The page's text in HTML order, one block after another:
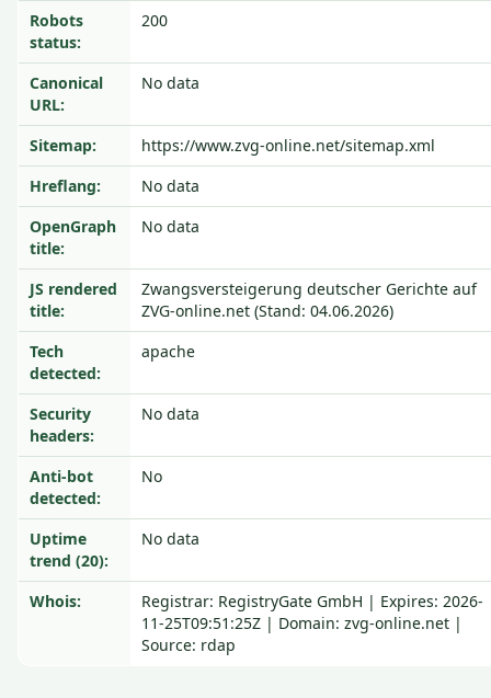
Robots
status:
200
Canonical
URL:
No data
Sitemap:
https://www.zvg-online.net/sitemap.xml
Hreflang:
No data
OpenGraph
title:
No data
JS rendered
title:
Zwangsversteigerung deutscher Gerichte auf
ZVG-online.net (Stand: 04.06.2026)
Tech
detected:
apache
Security
headers:
No data
Anti-bot
detected:
No
Uptime
trend (20):
No data
Whois:
Registrar: RegistryGate GmbH | Expires: 2026-
11-25T09:51:25Z | Domain: zvg-online.net |
Source: rdap